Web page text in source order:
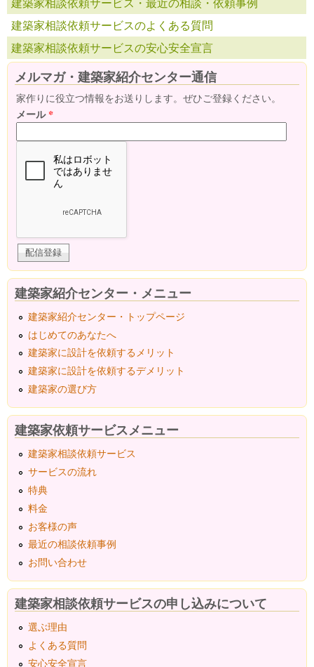
建築家相談依頼サービスのよくある質問
建築家相談依頼サービスの安心安全宣言
メルマガ・建築家紹介センター通信
家作りに役立つ情報をお送りします。ぜひご登録ください。
メール*
建築家紹介センター・メニュー
建築家紹介センター・トップページ
はじめてのあなたへ
建築家に設計を依頼するメリット
建築家に設計を依頼するデメリット
建築家の選び方
建築家依頼サービスメニュー
建築家相談依頼サービス
サービスの流れ
特典
料金
お客様の声
最近の相談依頼事例
お問い合わせ
建築家相談依頼サービスの申し込みについて
選ぶ理由
よくある質問
安心安全宣言